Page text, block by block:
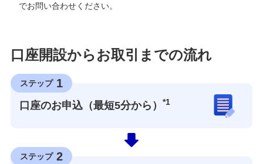
でお問い合わせください。
口座開設からお取引までの流れ
ステップ 1
口座のお申込（最短5分から） *1
ステップ 2